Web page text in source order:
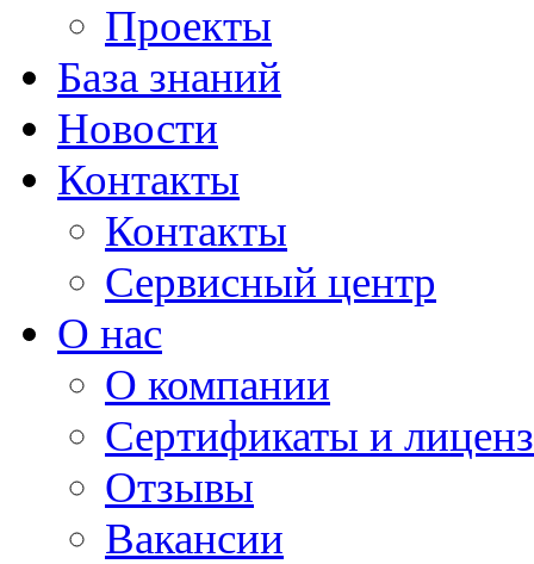
Проекты
База знаний
Новости
Контакты
Контакты
Сервисный центр
О нас
О компании
Сертификаты и
Отзывы
Вакансии